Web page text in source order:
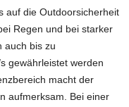
auf die Outdoorsicherheit
Regen und bei starker
auch bis zu
gewährleistet werden
macht der
aufmerksam. Bei einer